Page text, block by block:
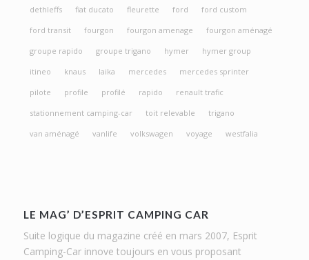
dethleffs
fiat ducato fleurette ford
ford custom
ford transit
fourgon fourgon amenage
fourgon aménagé
groupe rapido
groupe trigano hymer
hymer group
itineo
knaus laika mercedes
mercedes sprinter
pilote
profile profilé rapido
renault trafic
stationnement camping-car
toit relevable
trigano
van aménagé
vanlife volkswagen voyage westfalia
LE MAG’ D’ESPRIT CAMPING CAR
Suite logique du magazine créé en mars 2007, Esprit
Camping-Car innove toujours en vous proposant